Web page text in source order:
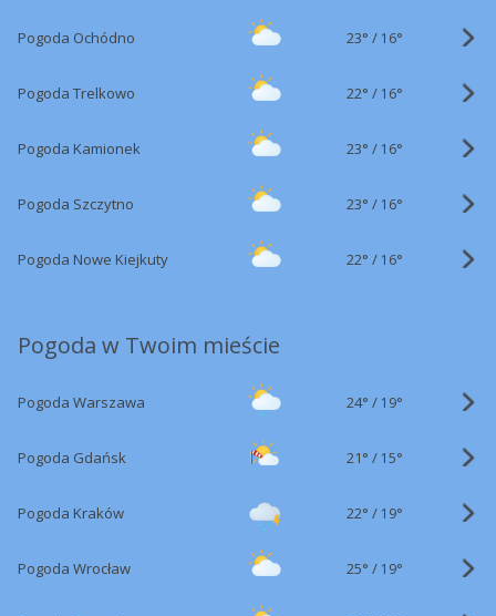
Pogoda Ochódno 23° / 16°
Pogoda Trelkowo 22° / 16°
Pogoda Kamionek 23° / 16°
Pogoda Szczytno 23° / 16°
Pogoda Nowe Kiejkuty 22° / 16°
Pogoda w Twoim mieście
Pogoda Warszawa 24° / 19°
Pogoda Gdańsk 21° / 15°
Pogoda Kraków 22° / 19°
Pogoda Wrocław 25° / 19°